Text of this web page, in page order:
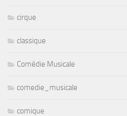
cirque
classique
Comédie Musicale
comedie_musicale
comique